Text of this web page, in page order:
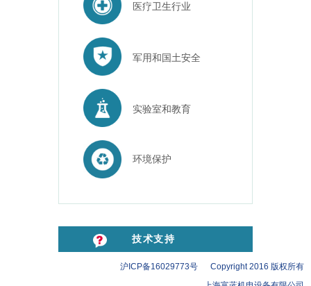
医疗卫生行业
军用和国土安全
实验室和教育
环境保护
技术支持
沪ICP备16029773号 Copyright 2016 版权所有